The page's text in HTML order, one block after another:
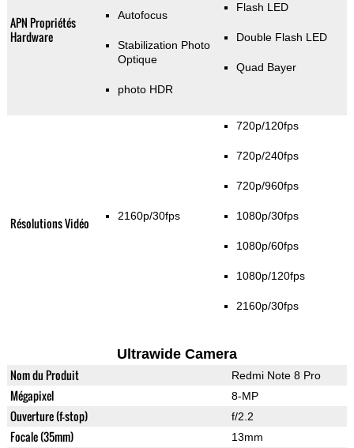
APN Propriétés
Hardware
Autofocus
Stabilization Photo
Optique
photo HDR
Flash LED
Double Flash LED
Quad Bayer
Résolutions Vidéo 2160p/30fps
720p/120fps
720p/240fps
720p/960fps
1080p/30fps
1080p/60fps
1080p/120fps
2160p/30fps
Ultrawide Camera
Nom du Produit Redmi Note 8 Pro
Mégapixel 8-MP
Ouverture (f-stop) f/2.2
Focale (35mm) 13mm